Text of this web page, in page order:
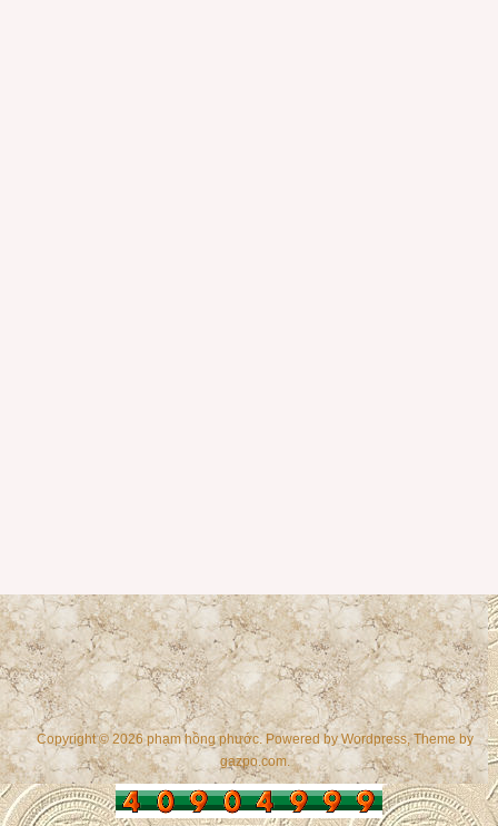
Copyright © 2026 phạm hồng phước. Powered byWordpress, Theme by
gazpo.com.